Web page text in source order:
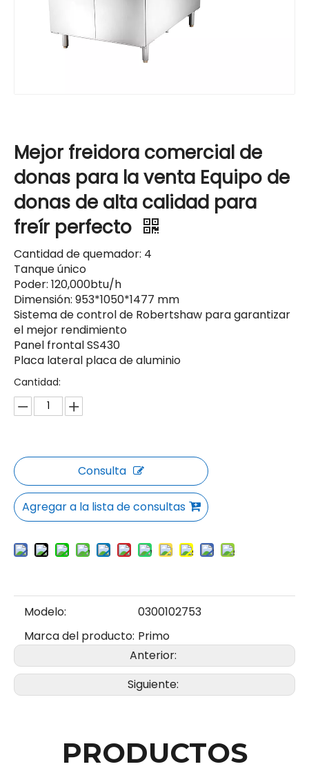
Mejor freidora comercial de
donas para la venta Equipo de
donas de alta calidad para
freír perfecto
Cantidad de quemador: 4
Tanque único
Poder: 120,000btu/h
Dimensión: 953*1050*1477 mm
Sistema de control de Robertshaw para garantizar
el mejor rendimiento
Panel frontal SS430
Placa lateral placa de aluminio
Cantidad:
Consulta
Agregar a la lista de consultas
Modelo:
0300102753
Marca del producto: Primo
Anterior:
Siguiente:
PRODUCTOS